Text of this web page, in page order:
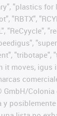
"plastics for
"RBTX",
"ReCyycle",
"tribotape",
it moves, igus
Colonia
y